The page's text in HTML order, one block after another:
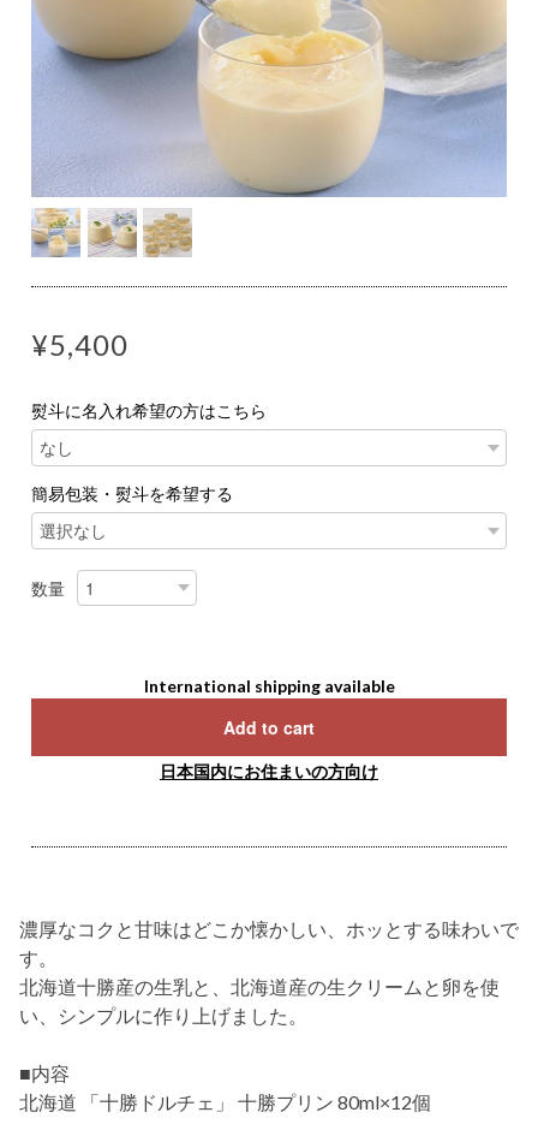
¥5,400
熨斗に名入れ希望の方はこちら
簡易包装・熨斗を希望する
数量
International shipping available
Add to cart
日本国内にお住まいの方向け
濃厚なコクと甘味はどこか懐かしい、ホッとする味わいで
す。
北海道十勝産の生乳と、北海道産の生クリームと卵を使
い、シンプルに作り上げました。
■内容
北海道 「十勝ドルチェ」 十勝プリン 80ml×12個